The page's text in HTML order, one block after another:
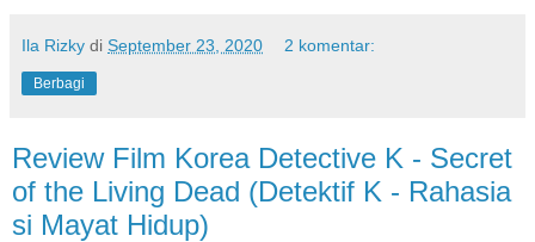
Ila Rizky di September 23, 2020 2 komentar:
Berbagi
Review Film Korea Detective K - Secret
of the Living Dead (Detektif K - Rahasia
si Mayat Hidup)